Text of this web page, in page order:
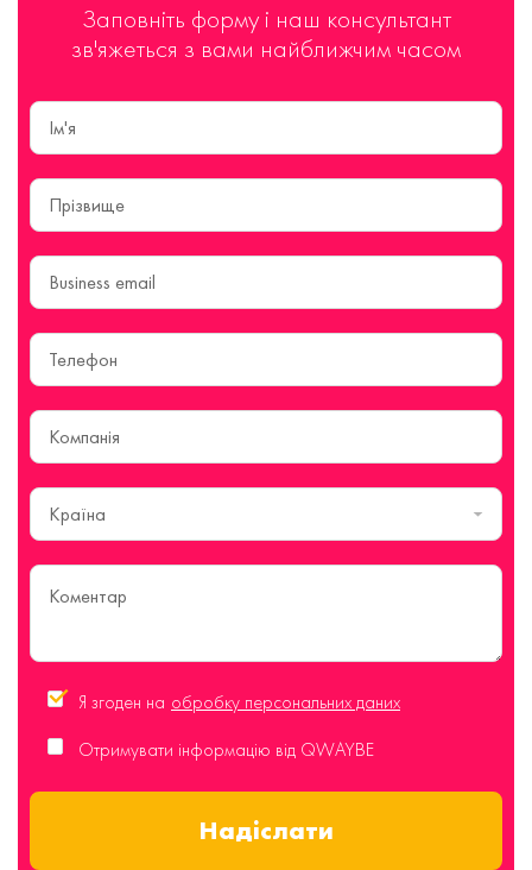
Заповніть форму і наш консультант
зв'яжеться з вами найближчим часом
Країна
Я згоден на обробку персональних даних
Отримувати інформацію від QWAYBE
Надіслати